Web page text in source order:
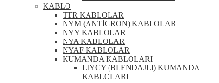
KABLO
TTR KABLOLAR
NYM (ANTİGRON) KABLOLAR
NYY KABLOLAR
NYA KABLOLAR
NYAF KABLOLAR
KUMANDA KABLOLARI
LIYCY (BLENDAJLI) KUMANDA
KABLOLARI